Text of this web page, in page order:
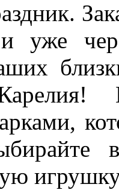
уже